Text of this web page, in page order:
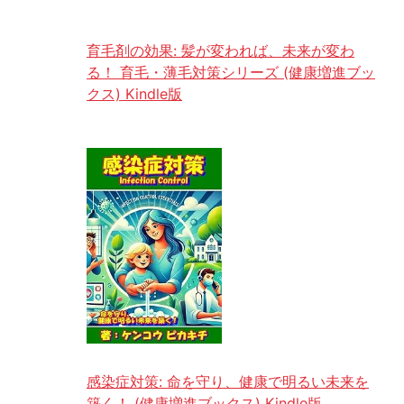
育毛剤の効果: 髪が変われば、未来が変わ
る！ 育毛・薄毛対策シリーズ (健康増進ブッ
クス) Kindle版
感染症対策: 命を守り、健康で明るい未来を